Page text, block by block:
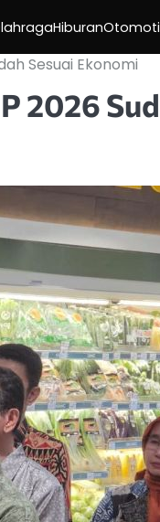
Hiburan
Sesuai Ekonomi
2026